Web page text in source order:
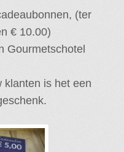
(ter
€ 10.00)
Gourmetschotel
klanten is het een